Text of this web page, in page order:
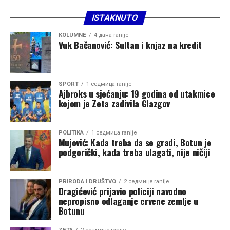
Joanikije, ni Metodije. Gubitnici su vjernici koji od svojih
duhovnih pastira očekuju mir, pomirenje i jedinstvo, a
umjesto toga svakodnevno svjedoče novim podjelama.
Crkva je kroz istoriju opstajala onda kada je bila iznad
počnu da određuju crkvene odnose, prestaje da bude
prostor okupljanja i postaje novo poprište sukoba.
Budućnost Srpske pravoslavne crkve u Crnoj Gori
zavisiće od toga da li ostaje duhovni oslonac svog naroda
ili postaje još jedno polje političkog nadmetanja koje će
Vučić iskoristiti za dobijanje političkog uticaja.
ISTAKNUTO
KOLUMNE 4 дана ranije
Vuk Bačanović: Sultan i knjaz na kredit
SPORT 1 седмица ranije
Ajbroks u sjećanju: 19 godina od utakmice
kojom je Zeta zadivila Glazgov
POLITIKA 1 седмица ranije
Mujović: Kada treba da se gradi, Botun je
podgorički, kada treba ulagati, nije ničiji
PRIRODA I DRUŠTVO 2 седмице ranije
Dragićević prijavio policiji navodno
nepropisno odlaganje crvene zemlje u
Botunu